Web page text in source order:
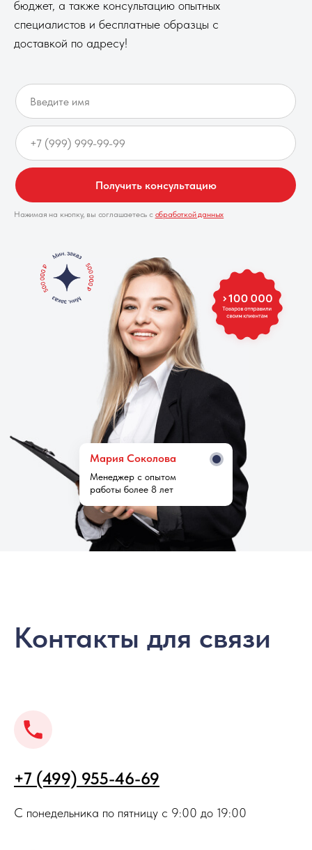
бюджет, а также консультацию опытных
специалистов и бесплатные образцы с
доставкой по адресу!
Менеджер с опытом
работы более 8 лет
Мария Cоколова
Получить консультацию
Нажимая на кнопку, вы соглашаетесь с обработкой данных
Контакты для связи
+7 (499) 955-46-69
С понедельника по пятницу с 9:00 до 19:00